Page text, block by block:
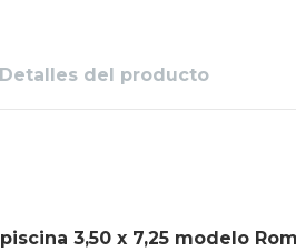
Detalles del producto
3,50 x 7,25 modelo